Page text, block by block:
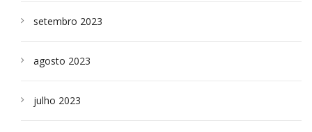
setembro 2023
agosto 2023
julho 2023